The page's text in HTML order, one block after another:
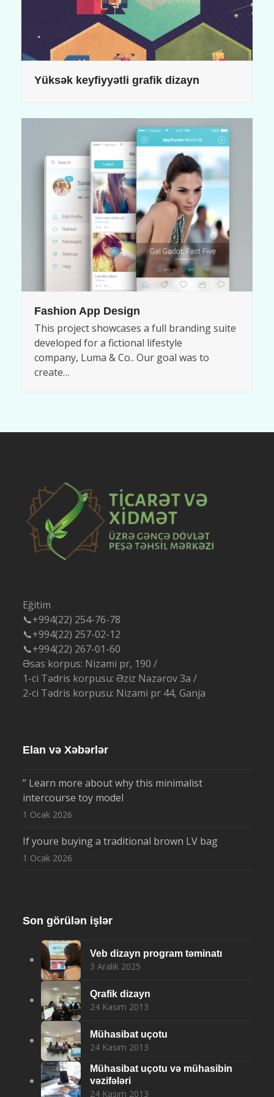
Yüksək keyfiyyətli grafik dizayn
Fashion App Design
This project showcases a full branding suite
developed for a fictional lifestyle
company, Luma & Co.. Our goal was to
create…
Eğitim
📞+994(22) 254-76-78
📞+994(22) 257-02-12
📞+994(22) 267-01-60
Əsas korpus: Nizami pr, 190 /
1-ci Tədris korpusu: Əziz Nəzərov 3a /
2-ci Tədris korpusu: Nizami pr 44, Ganja
Elan və Xəbərlər
” Learn more about why this minimalist
intercourse toy model
1 Ocak 2026
If youre buying a traditional brown LV bag
1 Ocak 2026
Son görülən işlər
Veb dizayn program təminatı
3 Aralık 2025
Qrafik dizayn
24 Kasım 2013
Mühasibat uçotu
24 Kasım 2013
Mühasibat uçotu və mühasibin
vəzifələri
24 Kasım 2013